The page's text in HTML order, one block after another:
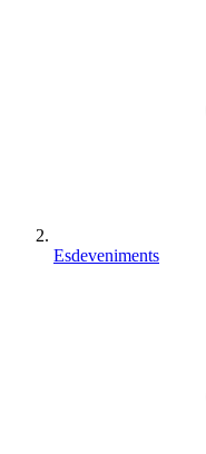
Esdeveniments